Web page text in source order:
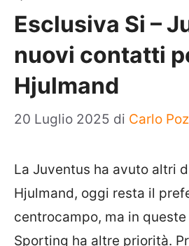
Esclusiva Si –
nuovi contatti
Hjulmand
20 Luglio 2025 di Carlo
La Juventus ha avuto altri
Hjulmand, oggi resta il
centrocampo, ma in
Sporting ha altre priorità.